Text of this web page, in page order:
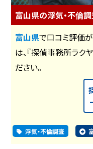
富山県の浮気・不倫
富山県で口コミ評価
は、『探偵事務所ラク
ださい。
浮気・不倫調査